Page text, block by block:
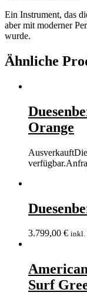
Ein Instrument, das
aber mit moderner
wurde.
Ähnliche
Orange
Ausverkauft
verfügbar.
3.799,00 € inkl.
Surf